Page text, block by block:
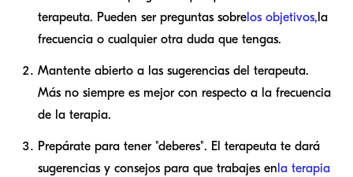
terapeuta. Pueden ser preguntas sobre los objetivos, la
frecuencia o cualquier otra duda que tengas.
Mantente abierto a las sugerencias del terapeuta.
Más no siempre es mejor con respecto a la frecuencia
de la terapia.
Prepárate para tener "deberes". El terapeuta te dará
sugerencias y consejos para que trabajes en la terapia